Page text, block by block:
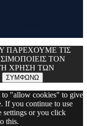
ΠΑΡΕΧΟΥΜΕ ΤΙΣ
ΤΟΝ
ΧΡΗΣΗ ΤΩΝ
ΣΥΜΦΩΝΩ
to "allow cookies" to give
If you continue to use
settings or you click
this.